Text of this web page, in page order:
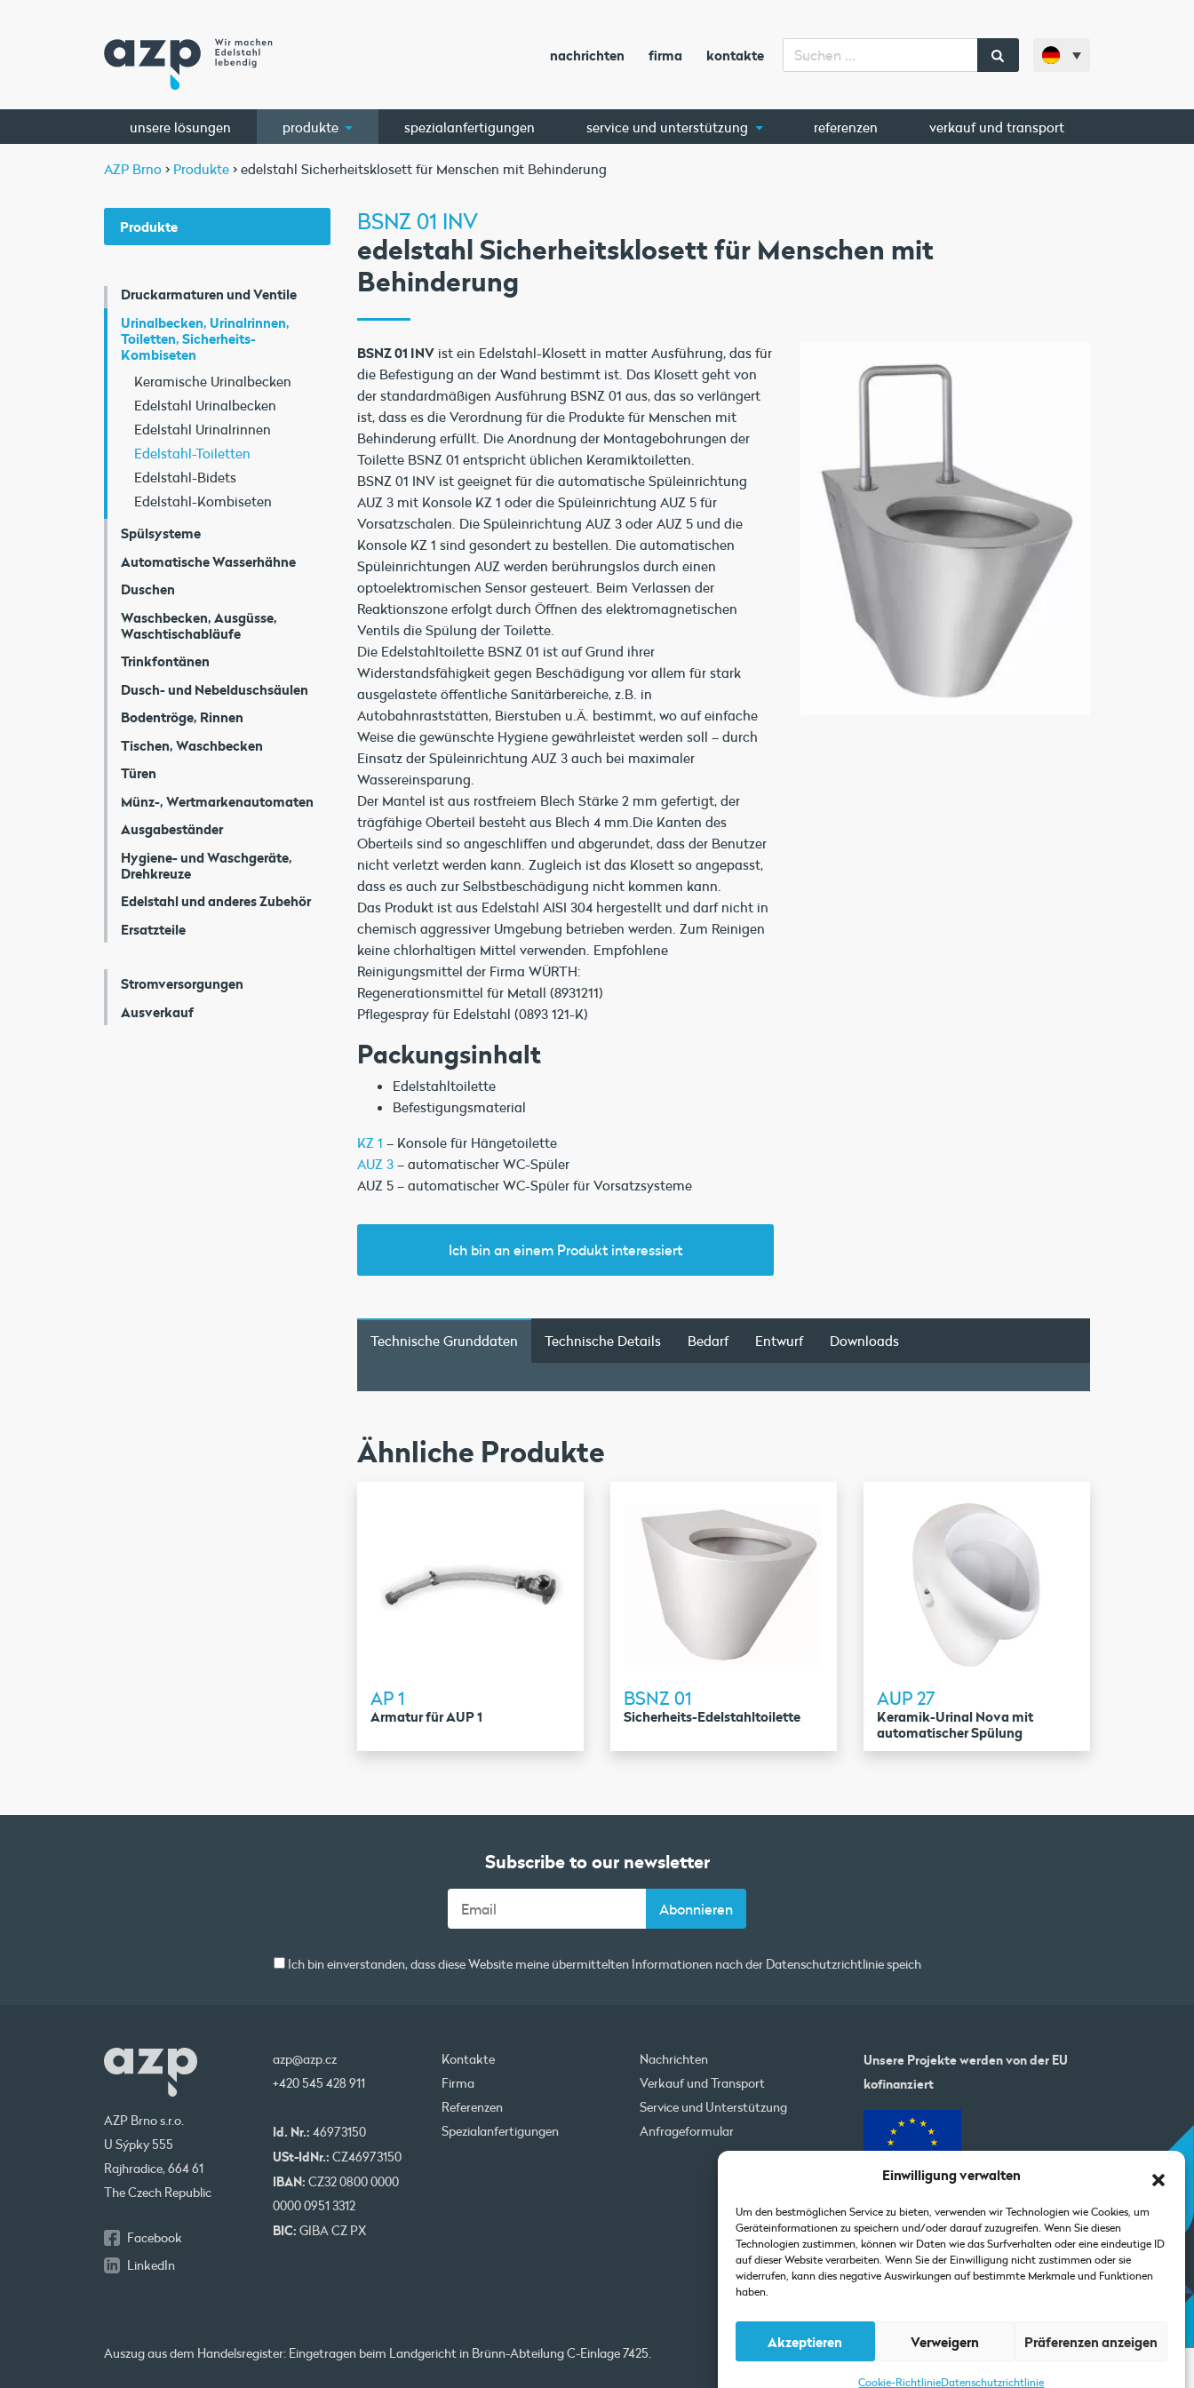
Einwilligung verwalten
Um den bestmöglichen Service zu bieten, verwenden wir Technologien wie Cookies, um
Geräteinformationen zu speichern und/oder darauf zuzugreifen. Wenn Sie diesen
Technologien zustimmen, können wir Daten wie das Surfverhalten oder eine eindeutige ID
auf dieser Website verarbeiten. Wenn Sie der Einwilligung nicht zustimmen oder sie
widerrufen, kann dies negative Auswirkungen auf bestimmte Merkmale und Funktionen
haben.
Akzeptieren Verweigern Präferenzen anzeigen
Cookie-RichtlinieDatenschutzrichtlinie
nachrichten firma kontakte
unsere lösungen produkte spezialanfertigungen service und unterstützung referenzen verkauf und transport
AZP Brno > Produkte > edelstahl Sicherheitsklosett für Menschen mit Behinderung
Produkte
Druckarmaturen und Ventile
Urinalbecken, Urinalrinnen,
Toiletten, Sicherheits-
Kombiseten
Keramische Urinalbecken
Edelstahl Urinalbecken
Edelstahl Urinalrinnen
Edelstahl-Toiletten
Edelstahl-Bidets
Edelstahl-Kombiseten
Spülsysteme
Automatische Wasserhähne
Duschen
Waschbecken, Ausgüsse,
Waschtischabläufe
Trinkfontänen
Dusch- und Nebelduschsäulen
Bodentröge, Rinnen
Tischen, Waschbecken
Türen
Münz-, Wertmarkenautomaten
Ausgabeständer
Hygiene- und Waschgeräte,
Drehkreuze
Edelstahl und anderes Zubehör
Ersatzteile
Stromversorgungen
Ausverkauf
BSNZ 01 INV
edelstahl Sicherheitsklosett für Menschen mit
Behinderung
BSNZ 01 INV ist ein Edelstahl-Klosett in matter Ausführung, das für
die Befestigung an der Wand bestimmt ist. Das Klosett geht von
der standardmäßigen Ausführung BSNZ 01 aus, das so verlängert
ist, dass es die Verordnung für die Produkte für Menschen mit
Behinderung erfüllt. Die Anordnung der Montagebohrungen der
Toilette BSNZ 01 entspricht üblichen Keramiktoiletten.
BSNZ 01 INV ist geeignet für die automatische Spüleinrichtung
AUZ 3 mit Konsole KZ 1 oder die Spüleinrichtung AUZ 5 für
Vorsatzschalen. Die Spüleinrichtung AUZ 3 oder AUZ 5 und die
Konsole KZ 1 sind gesondert zu bestellen. Die automatischen
Spüleinrichtungen AUZ werden berührungslos durch einen
optoelektromischen Sensor gesteuert. Beim Verlassen der
Reaktionszone erfolgt durch Öffnen des elektromagnetischen
Ventils die Spülung der Toilette.
Die Edelstahltoilette BSNZ 01 ist auf Grund ihrer
Widerstandsfähigkeit gegen Beschädigung vor allem für stark
ausgelastete öffentliche Sanitärbereiche, z.B. in
Autobahnraststätten, Bierstuben u.Ä. bestimmt, wo auf einfache
Weise die gewünschte Hygiene gewährleistet werden soll – durch
Einsatz der Spüleinrichtung AUZ 3 auch bei maximaler
Wassereinsparung.
Der Mantel ist aus rostfreiem Blech Stärke 2 mm gefertigt, der
trägfähige Oberteil besteht aus Blech 4 mm.Die Kanten des
Oberteils sind so angeschliffen und abgerundet, dass der Benutzer
nicht verletzt werden kann. Zugleich ist das Klosett so angepasst,
dass es auch zur Selbstbeschädigung nicht kommen kann.
Das Produkt ist aus Edelstahl AISI 304 hergestellt und darf nicht in
chemisch aggressiver Umgebung betrieben werden. Zum Reinigen
keine chlorhaltigen Mittel verwenden. Empfohlene
Reinigungsmittel der Firma WÜRTH:
Regenerationsmittel für Metall (8931211)
Pflegespray für Edelstahl (0893 121-K)
Packungsinhalt
Edelstahltoilette
Befestigungsmaterial
KZ 1 – Konsole für Hängetoilette
AUZ 3 – automatischer WC-Spüler
AUZ 5 – automatischer WC-Spüler für Vorsatzsysteme
Ich bin an einem Produkt interessiert
Technische Grunddaten Technische Details Bedarf Entwurf Downloads
Ähnliche Produkte
AP 1
Armatur für AUP 1
BSNZ 01
Sicherheits-Edelstahltoilette
AUP 27
Keramik-Urinal Nova mit
automatischer Spülung
Subscribe to our newsletter
Ich bin einverstanden, dass diese Website meine übermittelten Informationen nach der Datenschutzrichtliniespeich
AZP Brno s.r.o.
U Sýpky 555
Rajhradice, 664 61
The Czech Republic
Facebook
LinkedIn
azp@azp.cz
+420 545 428 911
Id. Nr.: 46973150
USt-IdNr.: CZ46973150
IBAN: CZ32 0800 0000
0000 0951 3312
BIC: GIBA CZ PX
Kontakte
Nachrichten
Firma
Verkauf und Transport
Referenzen
Service und Unterstützung
Spezialanfertigungen
Anfrageformular
Unsere Projekte werden von der EU
kofinanziert
Auszug aus dem Handelsregister: Eingetragen beim Landgericht in Brünn-Abteilung C-Einlage 7425.